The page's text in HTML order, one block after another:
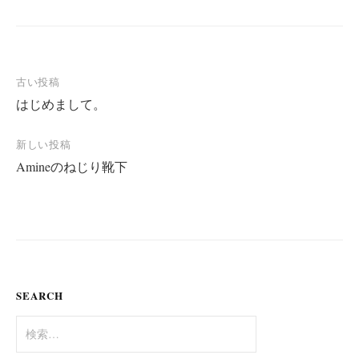
稿
ナ
ョ
ン
古い投稿
はじめまして。
新しい投稿
Amineのねじり靴下
SEARCH
索